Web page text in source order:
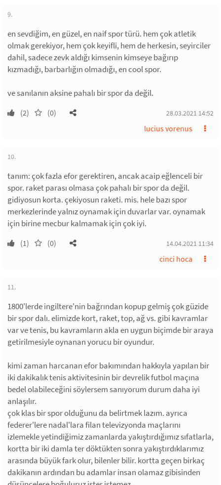
9.
en sevdiğim, en güzel, en naif spor türü. hem çok atletik
olmak gerekiyor, hem çok keyifli, hem de herkesin, seyirciler
dahil, sadece zevk aldığı kimsenin kimseye bağırıp
kızmadığı, barbarlığın olmadığı, en cool spor.
ve sanılanın aksine pahalı bir spor da değil.
(2) (0) 28.03.2021 14:52
lucius vorenus
10.
tanım: çok fazla efor gerektiren, ancak acaip eğlenceli bir
spor. raket parası olmasa çok pahalı bir spor da değil.
gidiyosun korta. çekiyosun raketi. mis. hele bazı spor
merkezlerinde yalnız oynamak için duvarlar var. oynamak
için birine mecbur kalmamak için çok iyi.
(1) (0) 14.04.2021 11:34
cinci hoca
11.
1800'lerde ingiltere'nin bağrından kopup gelmiş çok güzide
bir spor dalı. elimizde kort, raket, top, ağ vs. gibi kavramlar
var ve tenis, bu kavramların akla en uygun biçimde bir araya
getirilmesiyle oynanan yorucu bir oyundur.
kimi zaman harcanan efor bakımından hakkıyla yapılan bir
iki dakikalık tenis aktivitesinin bir devrelik futbol maçına
bedel olabileceğini söylersem sanıyorum durum daha iyi
anlaşılır.
çok klas bir spor olduğunu da belirtmek lazım. ayrıca
federer'lere nadal'lara filan televizyonda maçlarını
izlemekle yetindiğimiz zamanlarda yakıştırdığımız sıfatlarla,
kortta bir iki damla ter döktükten sonra yakıştırdıklarımız
arasında büyük fark olur, bilenler bilir. kortta geçen birkaç
dakikanın ardından bu adamlar insan olamaz gibisinden